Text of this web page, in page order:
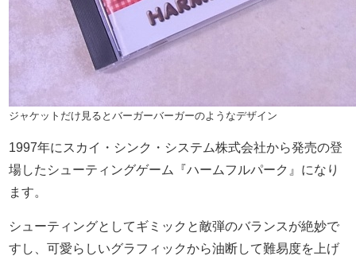
ジャケットだけ見るとバーガーバーガーのようなデザイン
1997年にスカイ・シンク・システム株式会社から発売の登
場したシューティングゲーム『ハームフルパーク』になり
ます。
シューティングとしてギミックと敵弾のバランスが絶妙で
すし、可愛らしいグラフィックから油断して難易度を上げ